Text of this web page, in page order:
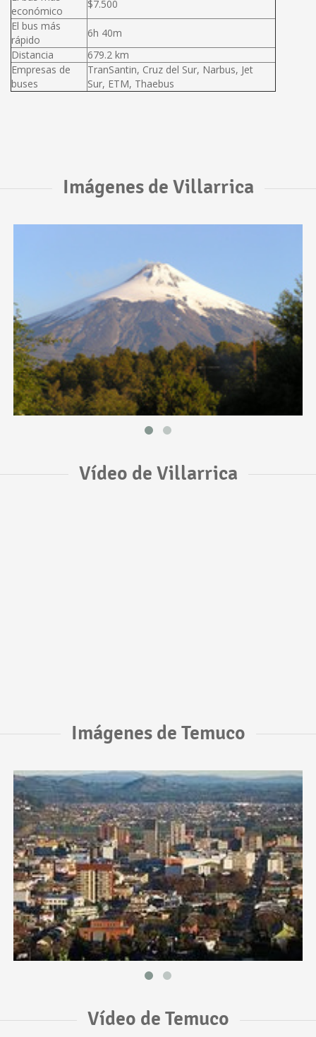
económico
$7.500
El bus más
rápido
6h 40m
Distancia
679.2 km
Empresas de
buses
TranSantin, Cruz del Sur, Narbus, Jet
Sur, ETM, Thaebus
Imágenes de Villarrica
Vídeo de Villarrica
Imágenes de Temuco
Vídeo de Temuco